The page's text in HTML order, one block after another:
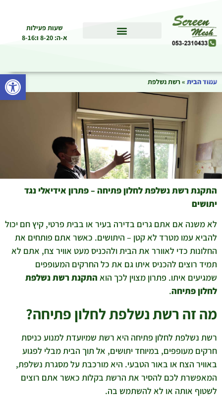
שעות פעילות
א-ה: 8-20 ו:8-16
עמוד הבית » רשת נשלפת
התקנת רשת נשלפת לחלון פתיחה – פתרון אידיאלי נגד
יתושים
לא משנה אם אתם גרים בדירה בעיר או בבית פרטי, קיץ חם יכול
להביא עמו מטרד לא קטן – היתושים. כאשר אתם פותחים את
החלונות כדי לאוורר את הבית ולהכניס מעט אוויר צח, אתם לא
תמיד רוצים להכניס איתו גם את כל החרקים המעופפים
שמגיעים איתו. פתרון מצוין לכך הוא התקנת רשת נשלפת
לחלון פתיחה.
מה זה רשת נשלפת לחלון פתיחה?
רשת נשלפת לחלון פתיחה היא רשת שמיועדת למנוע כניסת
חרקים מעופפים, במיוחד יתושים, אל תוך הבית מבלי לפגוע
באוויר הצח או באור הטבעי. היא מורכבת על מסגרת נשלפת,
המאפשרת לכם להסיר את הרשת בקלות כאשר אתם רוצים
לשטוף אותה או לא להשתמש בה.
פתח